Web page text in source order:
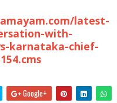
latest-
with-
karnataka-chief-
Google+